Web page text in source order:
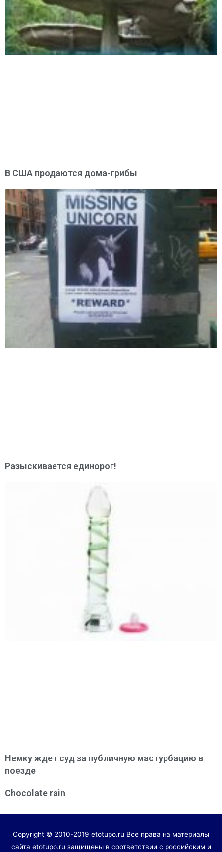
В США продаются дома-грибы
Разыскивается единорог!
Немку ждет суд за публичную мастурбацию в
поезде
Chocolate rain
Copyright © 2010-2019 etotupo.ru Все права на материалы
сайта etotupo.ru защищены в соответствии с российским и